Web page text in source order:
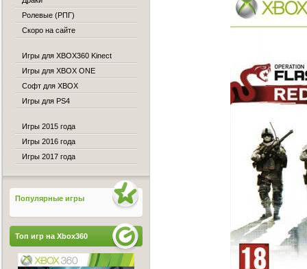
Ролевые (РПГ)
Скоро на сайте
Игры для XBOX360 Kinect
Игры для XBOX ONE
Софт для XBOX
Игры для PS4
Игры 2015 года
Игры 2016 года
Игры 2017 года
Популярные игры
Топ игр на Xbox360